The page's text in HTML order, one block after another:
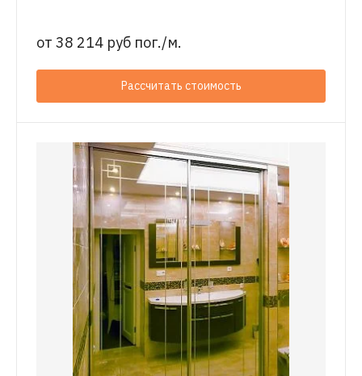
от 38 214 руб пог./м.
Рассчитать стоимость